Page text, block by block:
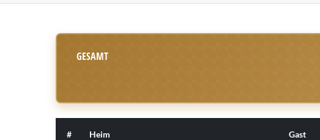
GESAMT
# Heim Gast